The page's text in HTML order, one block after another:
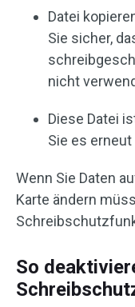
Datei
Sie sicher,
nicht
Diese Datei
Sie es
Wenn Sie Daten
Karte ändern
So